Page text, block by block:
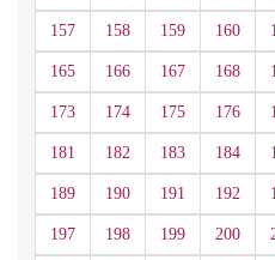
157 158 159 160
165 166 167 168
173 174 175 176
181 182 183 184
189 190 191 192
197 198 199 200